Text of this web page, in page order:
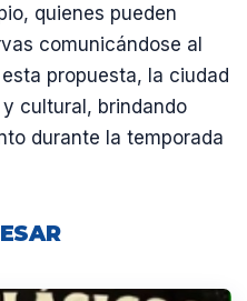
quienes pueden
comunicándose al
propuesta, la ciudad
cultural, brindando
durante la temporada